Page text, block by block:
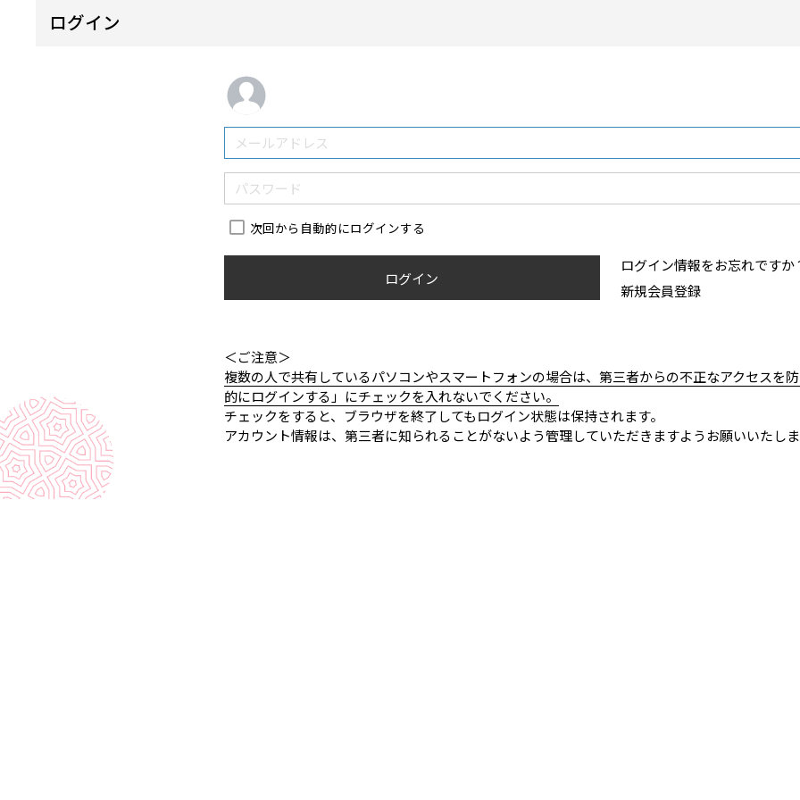
ログイン
次回から自動的にログインする
ログイン
ログイン情報をお忘れですか
新規会員登録
＜ご注意＞
複数の人で共有しているパソコンやスマートフォンの場合は、第三者からの不正なアクセスを
的にログインする」にチェックを入れないでください。
チェックをすると、ブラウザを終了してもログイン状態は保持されます。
アカウント情報は、第三者に知られることがないよう管理していただきますようお願いいたし